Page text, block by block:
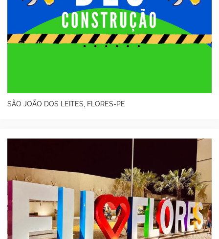
SÃO JOÃO DOS LEITES, FLORES-PE